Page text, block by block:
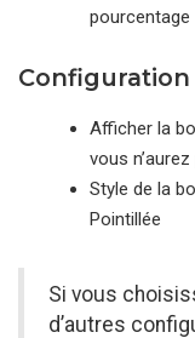
pourcentage
Afficher la
vous
Style de la
Pointillée
Si vous
d’autres